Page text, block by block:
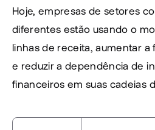
Hoje, empresas de setores
diferentes estão usando o
linhas de receita, aumentar a
e reduzir a dependência de
financeiros em suas cadeias